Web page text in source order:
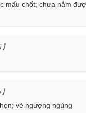
mấu chốt; chưa nắm
vẻ ngượng ngùng